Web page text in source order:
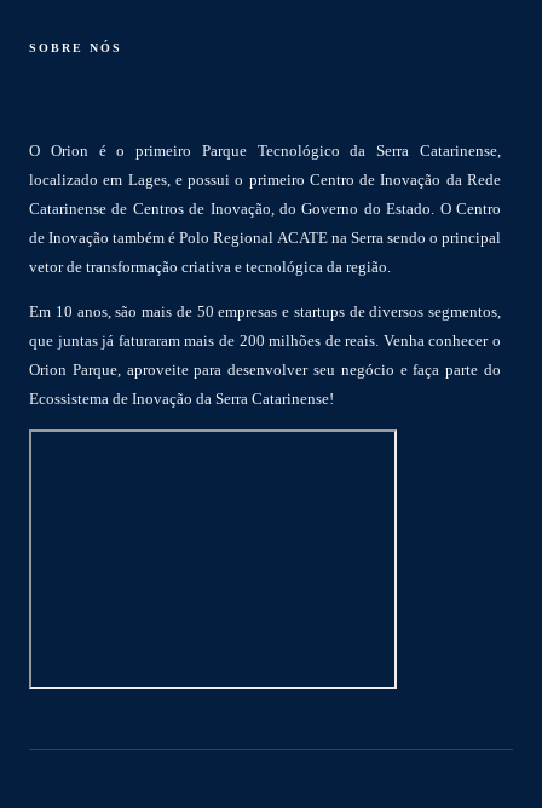
SOBRE NÓS
O Orion é o primeiro Parque Tecnológico da Serra Catarinense,
localizado em Lages, e possui o primeiro Centro de Inovação da Rede
Catarinense de Centros de Inovação, do Governo do Estado. O Centro
de Inovação também é Polo Regional ACATE na Serra sendo o principal
vetor de transformação criativa e tecnológica da região.
Em 10 anos, são mais de 50 empresas e startups de diversos segmentos,
que juntas já faturaram mais de 200 milhões de reais. Venha conhecer o
Orion Parque, aproveite para desenvolver seu negócio e faça parte do
Ecossistema de Inovação da Serra Catarinense!